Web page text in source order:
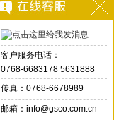
客户服务电话：
0768-6683178 5631888
传真：0768-6678989
邮箱：info@gsco.com.cn